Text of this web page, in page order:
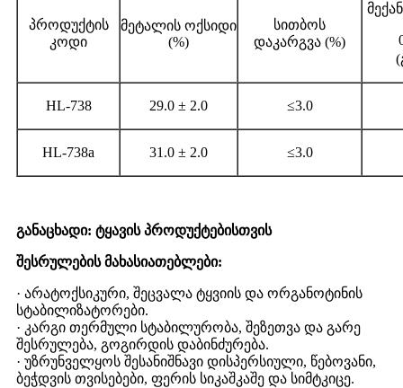
პროდუქტის
კოდი
მეტალის ოქსიდი
(%)
სითბოს
დაკარგვა (%)
HL-738 29.0 ± 2.0 ≤3.0
HL-738a 31.0 ± 2.0 ≤3.0
განაცხადი: ტყავის პროდუქტებისთვის
შესრულების მახასიათებლები:
· არატოქსიკური, შეცვალა ტყვიის და ორგანოტინის
სტაბილიზატორები.
· კარგი თერმული სტაბილურობა, შეზეთვა და გარე
შესრულება, გოგირდის დაბინძურება.
· უზრუნველყოს შესანიშნავი დისპერსიული, წებოვანი,
ბეჭდვის თვისებები, ფერის სიკაშკაშე და სიმტკიცე.